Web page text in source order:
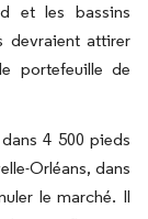
et les bassins
devraient attirer
portefeuille de
4 500 pieds
Orléans, dans
le marché. Il